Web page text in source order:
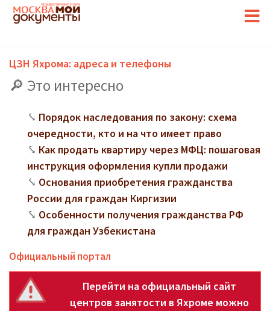
ЦЗН Яхрома: адреса и телефоны
Это интересно
Порядок наследования по закону: схема
очередности, кто и на что имеет право
Как продать квартиру через МФЦ: пошаговая
инструкция оформления купли продажи
Основания приобретения гражданства
России для граждан Киргизии
Особенности получения гражданства РФ
для граждан Узбекистана
Официальный портал
Перейти на официальный сайт
центров занятости в Яхроме можно